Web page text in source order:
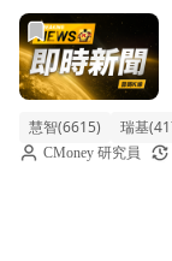
前往【02/10 產
慧智(6615) 瑞基
CMoney 研究員